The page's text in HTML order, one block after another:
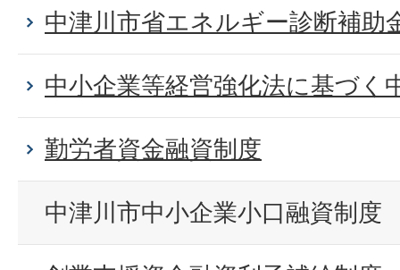
中津川市省エネルギー診断補助
中小企業等経営強化法に基づく
勤労者資金融資制度
中津川市中小企業小口融資制度